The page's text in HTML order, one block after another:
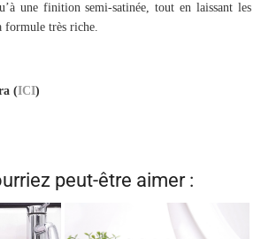
une finition semi-satinée, tout en laissant les
formule très riche.
(ICI)
peut-être aimer :